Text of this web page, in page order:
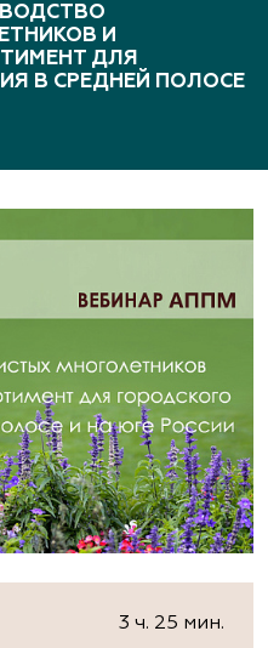
И
ДЛЯ
В СРЕДНЕЙ ПОЛОСЕ
3 ч. 25 мин.